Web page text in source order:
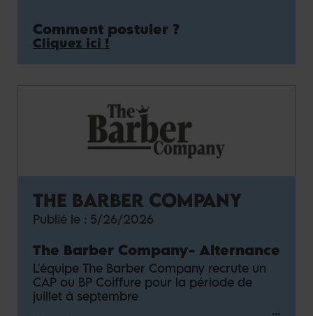
Comment postuler ?
Cliquez ici !
THE BARBER COMPANY
Publié le : 5/26/2026
The Barber Company- Alternance
L'équipe The Barber Company recrute un
CAP ou BP Coiffure pour la période de
juillet à septembre